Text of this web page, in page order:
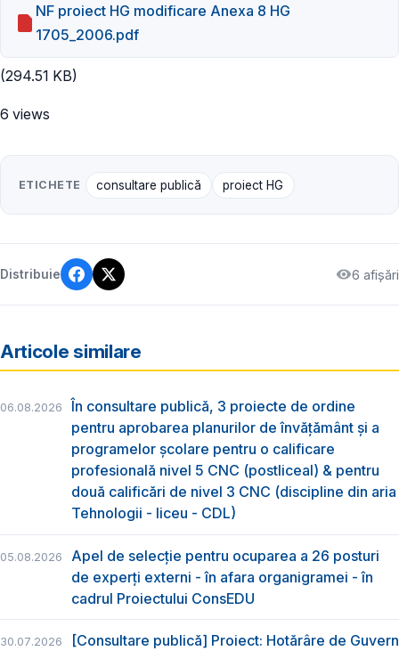
NF proiect HG modificare Anexa 8 HG
1705_2006.pdf
(294.51 KB)
6 views
ETICHETE consultare publică proiect HG
Distribuie 6 afișări
Articole similare
06.08.2026
În consultare publică, 3 proiecte de ordine
pentru aprobarea planurilor de învățământ și a
programelor școlare pentru o calificare
profesională nivel 5 CNC (postliceal) & pentru
două calificări de nivel 3 CNC (discipline din aria
Tehnologii - liceu - CDL)
05.08.2026
Apel de selecție pentru ocuparea a 26 posturi
de experți externi - în afara organigramei - în
cadrul Proiectului ConsEDU
30.07.2026
[Consultare publică] Proiect: Hotărâre de Guvern